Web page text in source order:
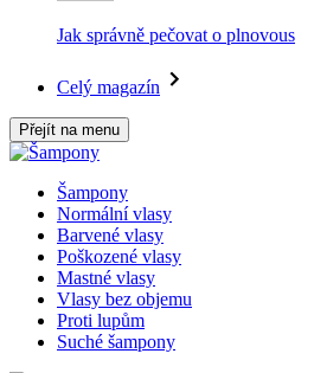
Jak správně pečovat o plnovous
Celý magazín
Přejít na menu
Šampony
Normální vlasy
Barvené vlasy
Poškozené vlasy
Mastné vlasy
Vlasy bez objemu
Proti lupům
Suché šampony